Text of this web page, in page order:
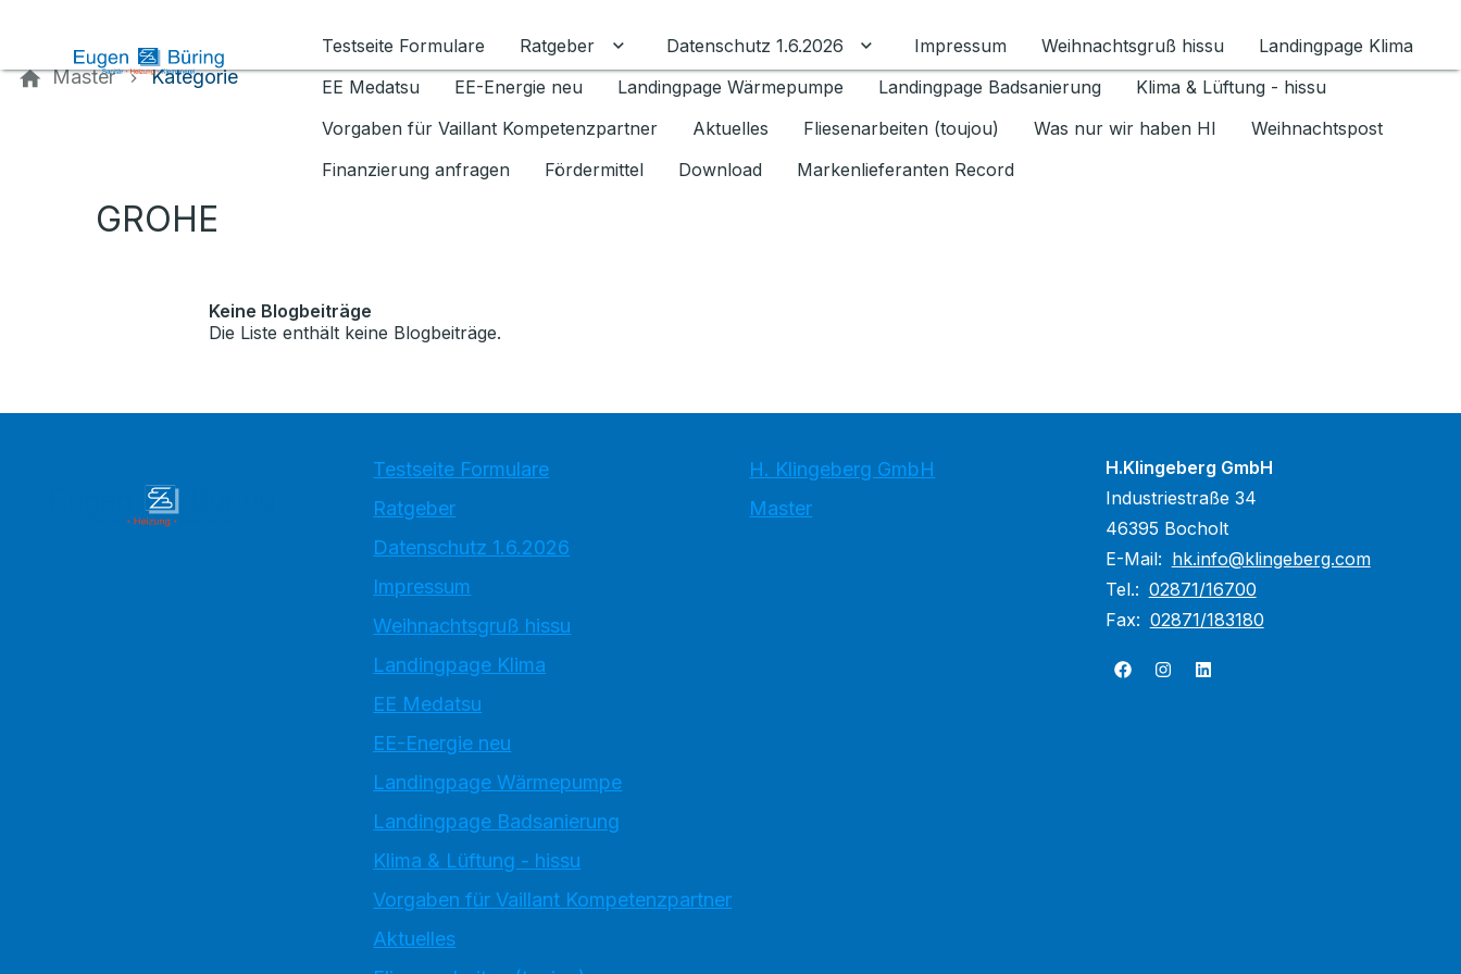
Testseite Formulare
Ratgeber Untermenü für Ratgeber umschalten
Datenschutz 1.6.2026 Untermenü für Datenschutz 1.6.2026 umschalten
Impressum Weihnachtsgruß hissu
Landingpage Klima
EE Medatsu
EE-Energie neu Landingpage Wärmepumpe Landingpage Badsanierung
Klima & Lüftung - hissu
Vorgaben für Vaillant Kompetenzpartner
Aktuelles Fliesenarbeiten (toujou) Was nur wir haben HI
Weihnachtspost
Finanzierung anfragen
Fördermittel Download Markenlieferanten Record
Master Kategorie
GROHE
Keine Blogbeiträge
Die Liste enthält keine Blogbeiträge.
Testseite Formulare
Ratgeber
Datenschutz 1.6.2026
Impressum
Weihnachtsgruß hissu
Landingpage Klima
EE Medatsu
EE-Energie neu
Landingpage Wärmepumpe
Landingpage Badsanierung
Klima & Lüftung - hissu
Vorgaben für Vaillant Kompetenzpartner
Aktuelles
H. Klingeberg GmbH
Master
H.Klingeberg GmbH
Industriestraße 34
46395 Bocholt
E-Mail: hk.info@klingeberg.com
Tel.: 02871/16700
Fax: 02871/183180